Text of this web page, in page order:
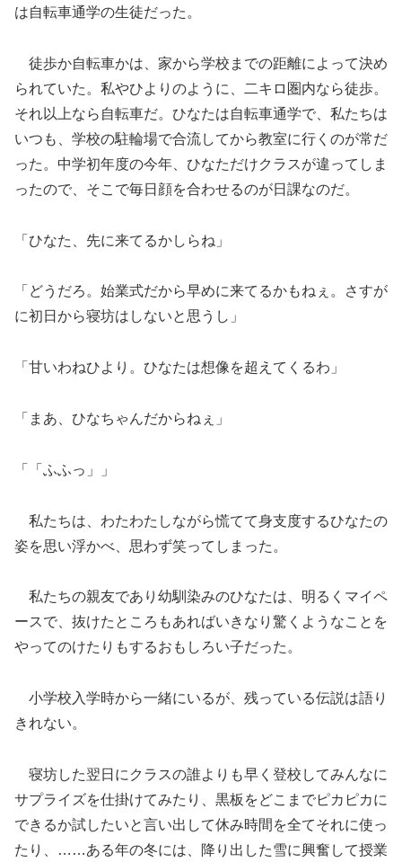
は自転車通学の生徒だった。
徒歩か自転車かは、家から学校までの距離によって決め
られていた。私やひよりのように、二キロ圏内なら徒歩。
それ以上なら自転車だ。ひなたは自転車通学で、私たちは
いつも、学校の駐輪場で合流してから教室に行くのが常だ
った。中学初年度の今年、ひなただけクラスが違ってしま
ったので、そこで毎日顔を合わせるのが日課なのだ。
「ひなた、先に来てるかしらね」
「どうだろ。始業式だから早めに来てるかもねぇ。さすが
に初日から寝坊はしないと思うし」
「甘いわねひより。ひなたは想像を超えてくるわ」
「まあ、ひなちゃんだからねぇ」
「「ふふっ」」
私たちは、わたわたしながら慌てて身支度するひなたの
姿を思い浮かべ、思わず笑ってしまった。
私たちの親友であり幼馴染みのひなたは、明るくマイペ
ースで、抜けたところもあればいきなり驚くようなことを
やってのけたりもするおもしろい子だった。
小学校入学時から一緒にいるが、残っている伝説は語り
きれない。
寝坊した翌日にクラスの誰よりも早く登校してみんなに
サプライズを仕掛けてみたり、黒板をどこまでピカピカに
できるか試したいと言い出して休み時間を全てそれに使っ
たり、……ある年の冬には、降り出した雪に興奮して授業